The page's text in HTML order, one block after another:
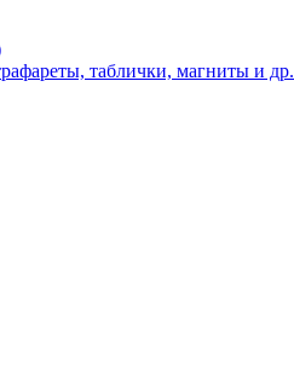
таблички, магниты и др.